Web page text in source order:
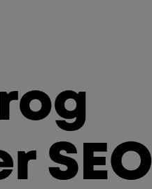
Marketing
Management
SEO